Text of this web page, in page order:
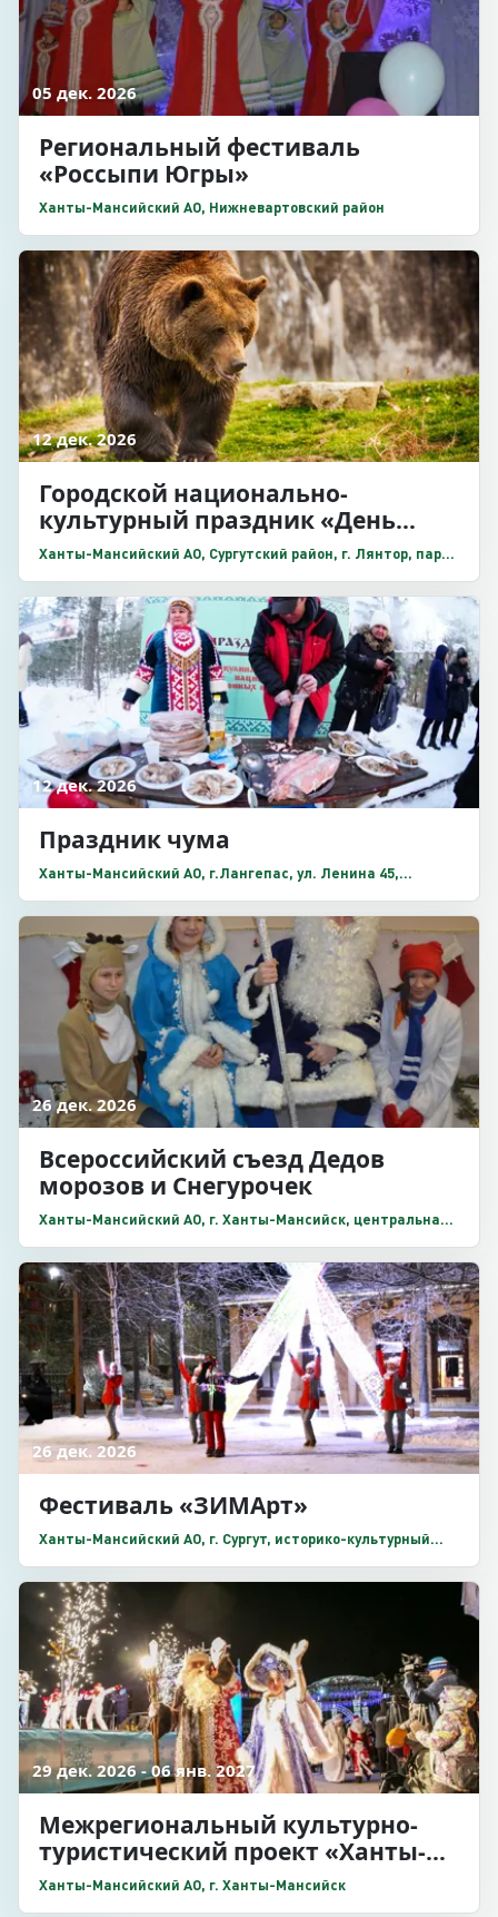
05 дек. 2026
Региональный фестиваль
«Россыпи Югры»
Ханты-Мансийский АО, Нижневартовский район
12 дек. 2026
Городской национально-
культурный праздник «День
медведя»
Ханты-Мансийский АО, Сургутский район, г. Лянтор, парк
12 дек. 2026
Праздник чума
Ханты-Мансийский АО, г.Лангепас, ул. Ленина 45,
26 дек. 2026
Всероссийский съезд Дедов
морозов и Снегурочек
Ханты-Мансийский АО, г. Ханты-Мансийск, центральная
26 дек. 2026
Фестиваль «ЗИМАрт»
Ханты-Мансийский АО, г. Сургут, историко-культурный
29 дек. 2026 - 06 янв. 2027
Межрегиональный культурно-
туристический проект «Ханты-
Мансийск – Новогодняя столица
Сибири»
Ханты-Мансийский АО, г. Ханты-Мансийск